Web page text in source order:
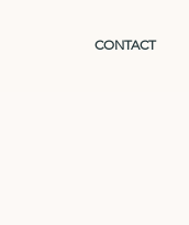
CONTACT